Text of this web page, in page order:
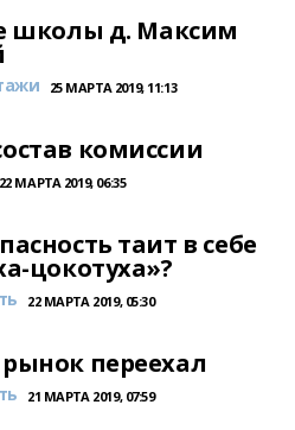
школы д. Максим
25 МАРТА 2019, 11:13
комиссии
22 МАРТА 2019, 06:35
таит в себе
цокотуха»?
22 МАРТА 2019, 05:30
переехал
21 МАРТА 2019, 07:59